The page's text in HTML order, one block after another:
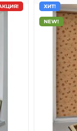
ХИТ!
NEW!